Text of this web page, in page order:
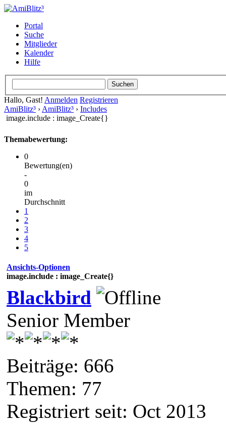
Portal
Suche
Mitglieder
Kalender
Hilfe
Hallo, Gast! Anmelden Registrieren
AmiBlitz³ › AmiBlitz³ › Includes
image.include : image_Create{}
Themabewertung:
0
Bewertung(en)
-
0
im
Durchschnitt
1
2
3
4
5
Ansichts-Optionen
image.include : image_Create{}
Blackbird
Senior Member
Beiträge: 666
Themen: 77
Registriert seit: Oct 2013